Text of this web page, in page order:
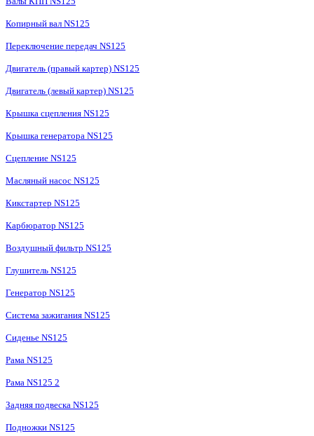
Копирный вал NS125
Переключение передач NS125
Двигатель (правый картер) NS125
Двигатель (левый картер) NS125
Крышка сцепления NS125
Крышка генератора NS125
Сцепление NS125
Масляный насос NS125
Кикстартер NS125
Карбюратор NS125
Воздушный фильтр NS125
Глушитель NS125
Генератор NS125
Система зажигания NS125
Сиденье NS125
Рама NS125
Рама NS125 2
Задняя подвеска NS125
Подножки NS125